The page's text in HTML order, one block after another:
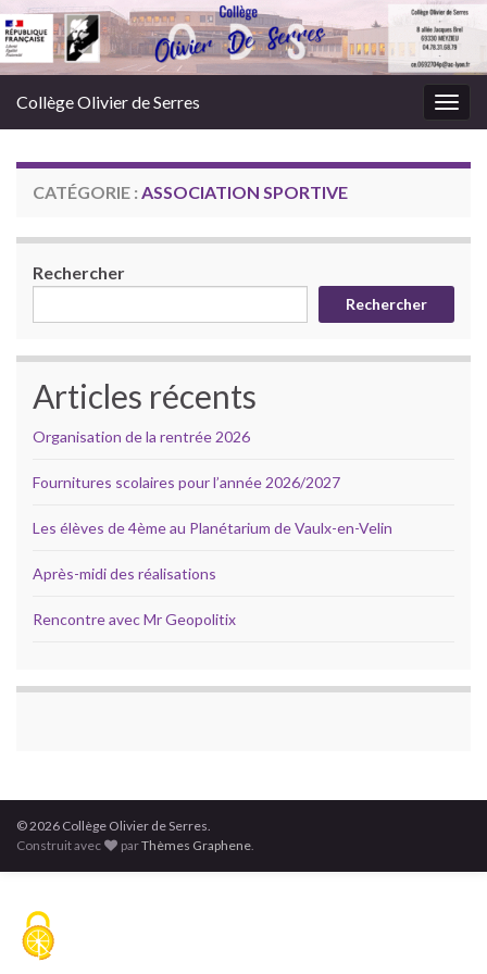
Collège Olivier de Serres
CATÉGORIE : ASSOCIATION SPORTIVE
Rechercher
Rechercher
Articles récents
Organisation de la rentrée 2026
Fournitures scolaires pour l’année 2026/2027
Les élèves de 4ème au Planétarium de Vaulx-en-Velin
Après-midi des réalisations
Rencontre avec Mr Geopolitix
© 2026 Collège Olivier de Serres.
Construit avec
parThèmes Graphene
Panneau de gestion des cookies